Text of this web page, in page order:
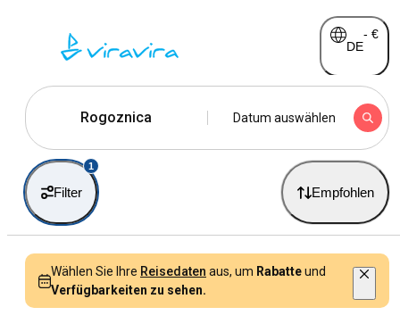
DE
- €
Rogoznica Datum auswählen
Filter
1
Empfohlen
Wählen Sie Ihre Reisedaten aus, um Rabatteund
Verfügbarkeiten zu sehen.